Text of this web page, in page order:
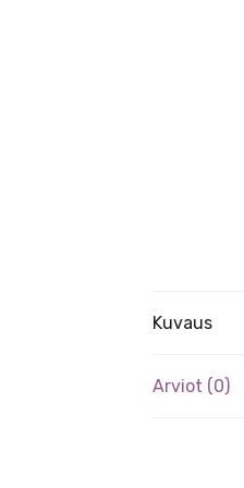
Kuvaus
Arviot (0)